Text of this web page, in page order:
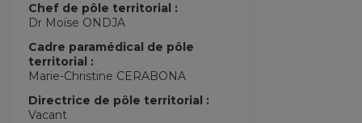
Chef de pôle territorial :
Dr Moïse ONDJA
Cadre paramédical de pôle
territorial :
Marie-Christine CERABONA
Directrice de pôle territorial :
Vacant